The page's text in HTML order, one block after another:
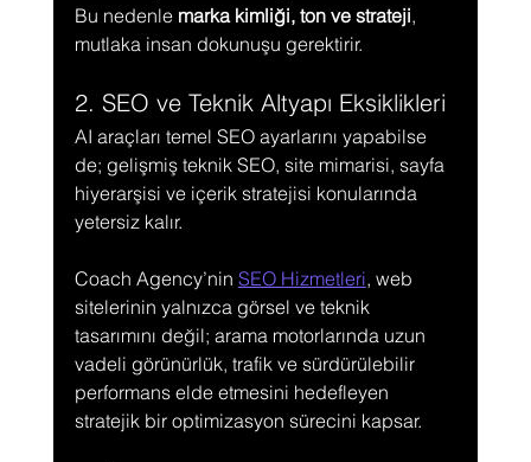
Bu nedenle marka kimliği, ton ve strateji,
mutlaka insan dokunuşu gerektirir.
2. SEO ve Teknik Altyapı Eksiklikleri
AI araçları temel SEO ayarlarını yapabilse
de; gelişmiş teknik SEO, site mimarisi, sayfa
hiyerarşisi ve içerik stratejisi konularında
yetersiz kalır.
Coach Agency’nin SEO Hizmetleri, web
sitelerinin yalnızca görsel ve teknik
tasarımını değil; arama motorlarında uzun
vadeli görünürlük, trafik ve sürdürülebilir
performans elde etmesini hedefleyen
stratejik bir optimizasyon sürecini kapsar.